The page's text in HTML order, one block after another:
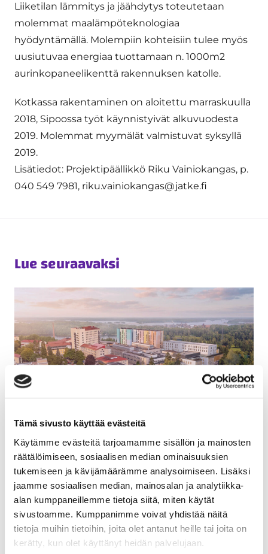
Tämä sivusto käyttää evästeitä
Käytämme evästeitä tarjoamamme sisällön ja mainosten
räätälöimiseen, sosiaalisen median ominaisuuksien
tukemiseen ja kävijämäärämme analysoimiseen. Lisäksi
jaamme sosiaalisen median, mainosalan ja analytiikka-
alan kumppaneillemme tietoja siitä, miten käytät
sivustoamme. Kumppanimme voivat yhdistää näitä
tietoja muihin tietoihin, joita olet antanut heille tai joita on
kerätty, kun olet käyttänyt heidän palvelujaan.
Liiketilan lämmitys ja jäähdytys toteutetaan
molemmat maalämpöteknologiaa
hyödyntämällä. Molempiin kohteisiin tulee myös
uusiutuvaa energiaa tuottamaan n. 1000m2
aurinkopaneelikenttä rakennuksen katolle.
Kotkassa rakentaminen on aloitettu marraskuulla
2018, Sipoossa työt käynnistyivät alkuvuodesta
2019. Molemmat myymälät valmistuvat syksyllä
2019.
Lisätiedot: Projektipäällikkö Riku Vainiokangas, p.
040 549 7981, riku.vainiokangas@jatke.fi
Lue seuraavaksi
Jatke urakoi Etelä-Karjalan hyvinvointialueelle
Lappeenrantaan uuden sotekeskuksen
Toimitilat 13.04.2026